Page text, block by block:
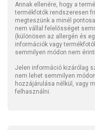
Annak ellenére, hogy a
termékfotók rendszeresen
megteszünk a minél
nem vállal felelősséget
(különösen az allergén és
információk vagy
semmilyen módon nem
Jelen információ kizárólag
nem lehet semmilyen
hozzájárulása nélkül, vagy
felhasználni.